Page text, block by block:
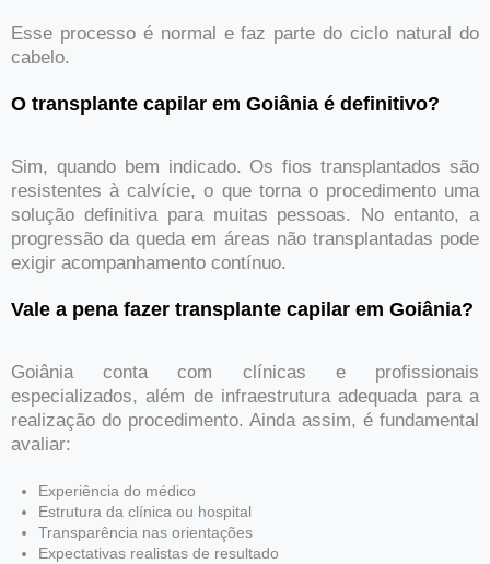
Esse processo é normal e faz parte do ciclo natural do
cabelo.
O transplante capilar em Goiânia é definitivo?
Sim, quando bem indicado. Os fios transplantados são
resistentes à calvície, o que torna o procedimento uma
solução definitiva para muitas pessoas. No entanto, a
progressão da queda em áreas não transplantadas pode
exigir acompanhamento contínuo.
Vale a pena fazer transplante capilar em Goiânia?
Goiânia conta com clínicas e profissionais
especializados, além de infraestrutura adequada para a
realização do procedimento. Ainda assim, é fundamental
avaliar:
Experiência do médico
Estrutura da clínica ou hospital
Transparência nas orientações
Expectativas realistas de resultado